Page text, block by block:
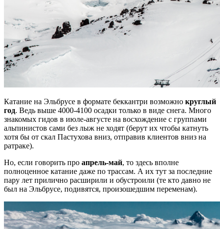
Катание на Эльбрусе в формате беккантри возможно круглый
год. Ведь выше 4000-4100 осадки только в виде снега. Много
знакомых гидов в июле-августе на восхождение с группами
альпинистов сами без лыж не ходят (берут их чтобы катнуть
хотя бы от скал Пастухова вниз, отправив клиентов вниз на
ратраке).
Но, если говорить про апрель-май, то здесь вполне
полноценное катание даже по трассам. А их тут за последние
пару лет прилично расширили и обустроили (те кто давно не
был на Эльбрусе, подивятся, произошедшим переменам).